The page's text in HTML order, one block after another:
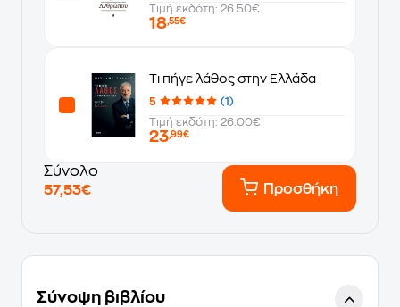
Τιμή εκδότη: 26.50€
18,55€
Τι πήγε λάθος στην Ελλάδα
5
(1)
Τιμή εκδότη: 26.00€
23,99€
Σύνολο
57,53€
Προσθήκη
Σύνοψη βιβλίου